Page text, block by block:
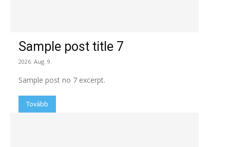
Sample post title 7
2026. Aug. 9.
Sample post no 7 excerpt.
Tovább